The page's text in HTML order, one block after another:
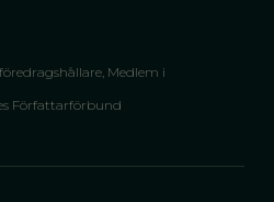
Medlem i
Författarförbund